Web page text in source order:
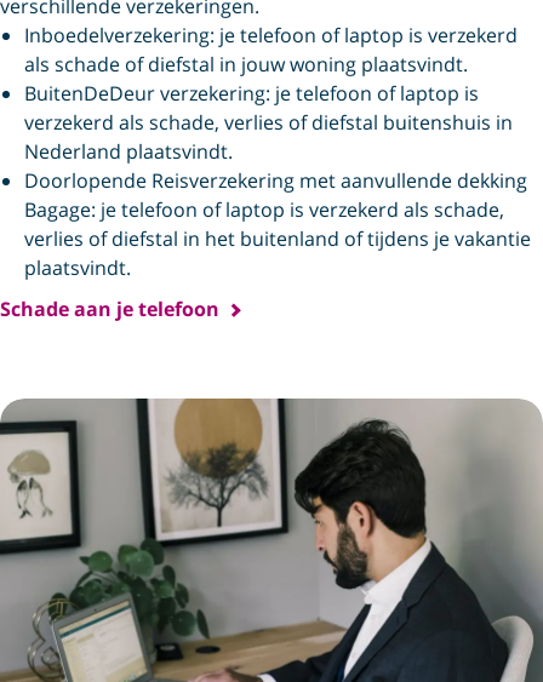
verschillende verzekeringen.
Inboedelverzekering: je telefoon of laptop is verzekerd
als schade of diefstal in jouw woning plaatsvindt.
BuitenDeDeur verzekering: je telefoon of laptop is
verzekerd als schade, verlies of diefstal buitenshuis in
Nederland plaatsvindt.
Doorlopende Reisverzekering met aanvullende dekking
Bagage: je telefoon of laptop is verzekerd als schade,
verlies of diefstal in het buitenland of tijdens je vakantie
plaatsvindt.
Schade aan je telefoon